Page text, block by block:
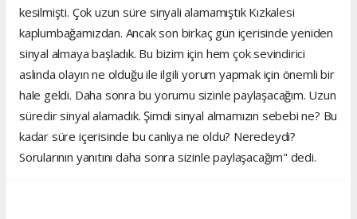
kesilmişti. Çok uzun süre sinyali alamamıştık Kızkalesi
kaplumbağamızdan. Ancak son birkaç gün içerisinde yeniden
sinyal almaya başladık. Bu bizim için hem çok sevindirici
aslında olayın ne olduğu ile ilgili yorum yapmak için önemli bir
hale geldi. Daha sonra bu yorumu sizinle paylaşacağım. Uzun
süredir sinyal alamadık. Şimdi sinyal almamızın sebebi ne? Bu
kadar süre içerisinde bu canlıya ne oldu? Neredeydi?
Sorularının yanıtını daha sonra sizinle paylaşacağım" dedi.